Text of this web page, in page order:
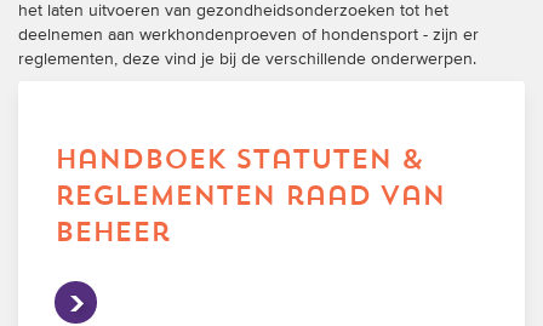
het laten uitvoeren van gezondheidsonderzoeken tot het
deelnemen aan werkhondenproeven of hondensport - zijn er
reglementen, deze vind je bij de verschillende onderwerpen.
handboek statuten &
reglementen raad van
beheer